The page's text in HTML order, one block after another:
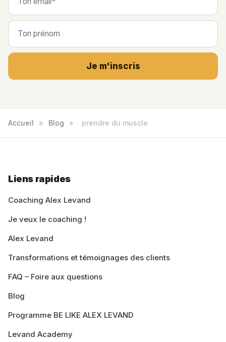
Je m'inscris
Accueil » Blog » prendre du muscle
Liens rapides
Coaching Alex Levand
Je veux le coaching !
Alex Levand
Transformations et témoignages des clients
FAQ – Foire aux questions
Blog
Programme BE LIKE ALEX LEVAND
Levand Academy